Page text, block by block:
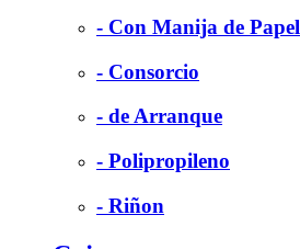
- Con Manija de Papel
- Consorcio
- de Arranque
- Polipropileno
- Riñon